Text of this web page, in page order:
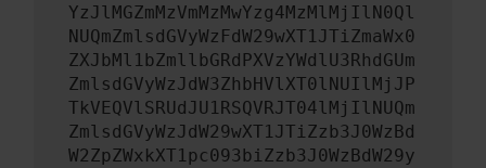
YzJlMGZmMzVmMzMwYzg4MzMlMjIlN0Ql
NUQmZmlsdGVyWzFdW29wXT1JTiZmaWx0
ZXJbMl1bZmllbGRdPXVzYWdlU3RhdGUm
ZmlsdGVyWzJdW3ZhbHVlXT0lNUIlMjJP
TkVEQVlSRUdJU1RSQVRJT04lMjIlNUQm
ZmlsdGVyWzJdW29wXT1JTiZzb3J0WzBd
W2ZpZWxkXT1pc093biZzb3J0WzBdW29y